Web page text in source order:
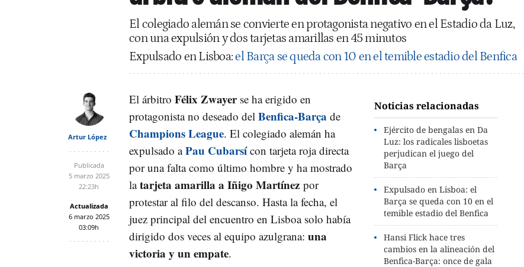
El colegiado alemán se convierte en protagonista negativo en el Estadio da Luz,
con una expulsión y dos tarjetas amarillas en 45 minutos
Expulsado en Lisboa:el Barça se queda con 10 en el temible estadio del Benfica
Artur López
Publicada
5 marzo 2025
22:23h
Actualizada
6 marzo 2025
03:09h
Noticias relacionadas
Ejército de bengalas en Da
Luz: los radicales lisboetas
perjudican el juego del
Barça
Expulsado en Lisboa: el
Barça se queda con 10 en el
temible estadio del Benfica
Hansi Flick hace tres
cambios en la alineación del
Benfica-Barça: once de gala
El árbitro Félix Zwayerse ha erigido en
protagonista no deseado del Benfica-Barça de
Champions League. El colegiado alemán ha
expulsado aPau Cubarsícon tarjeta roja directa
por una falta como último hombre y ha mostrado
latarjeta amarilla a Iñigo Martínez por
protestar al filo del descanso. Hasta la fecha, el
juez principal del encuentro en Lisboa solo había
dirigido dos veces al equipo azulgrana: una
victoria y un empate.